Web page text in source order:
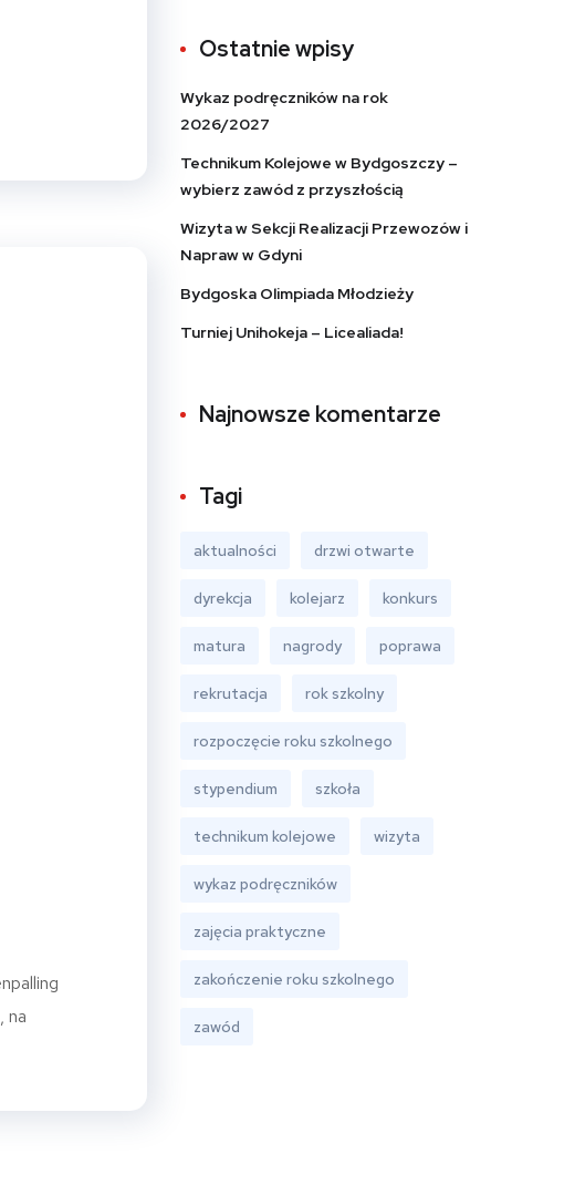
na
Ostatnie wpisy
Wykaz podręczników na rok
2026/2027
Technikum Kolejowe w Bydgoszczy –
wybierz zawód z przyszłością
Wizyta w Sekcji Realizacji Przewozów i
Napraw w Gdyni
Bydgoska Olimpiada Młodzieży
Turniej Unihokeja – Licealiada!
Najnowsze komentarze
Tagi
aktualności drzwi otwarte
dyrekcja kolejarz konkurs
matura nagrody poprawa
rekrutacja rok szkolny
rozpoczęcie roku szkolnego
stypendium szkoła
technikum kolejowe wizyta
wykaz podręczników
zajęcia praktyczne
zakończenie roku szkolnego
zawód